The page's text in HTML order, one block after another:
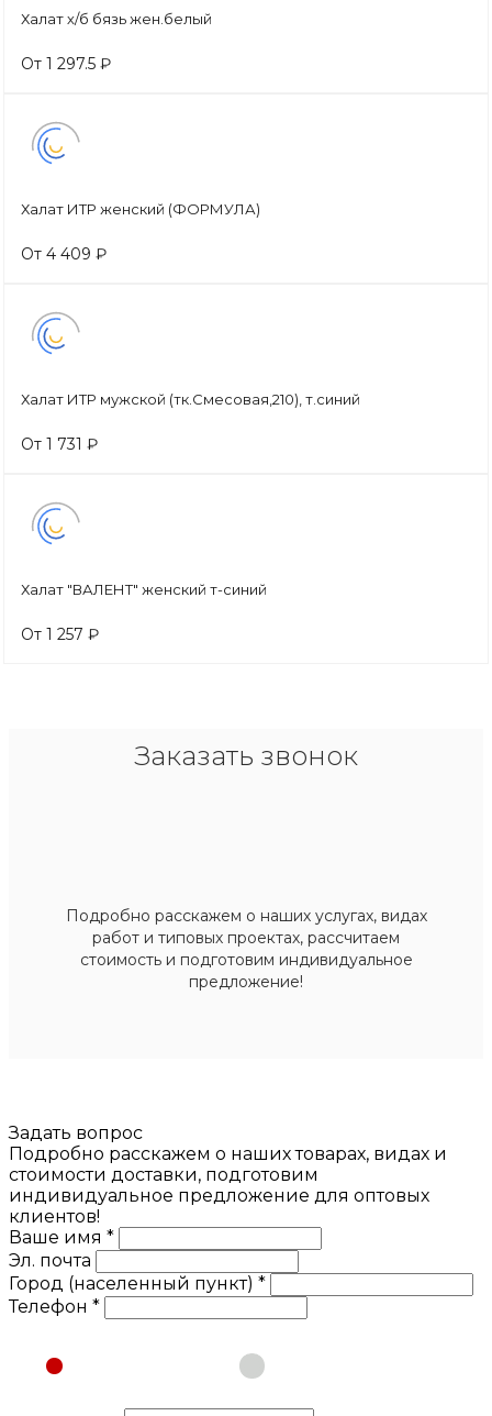
Халат х/б бязь жен.белый
От 1 297.5 ₽
Халат ИТР женский (ФОРМУЛА)
От 4 409 ₽
Халат ИТР мужской (тк.Смесовая,210), т.синий
От 1 731 ₽
Халат "ВАЛЕНТ" женский т-синий
От 1 257 ₽
Заказать звонок
Подробно расскажем о наших услугах, видах
работ и типовых проектах, рассчитаем
стоимость и подготовим индивидуальное
предложение!
Задать вопрос
Подробно расскажем о наших товарах, видах и
стоимости доставки, подготовим
индивидуальное предложение для оптовых
клиентов!
Ваше имя *
Эл. почта
Город (населенный пункт) *
Телефон *
Юридическое лицо